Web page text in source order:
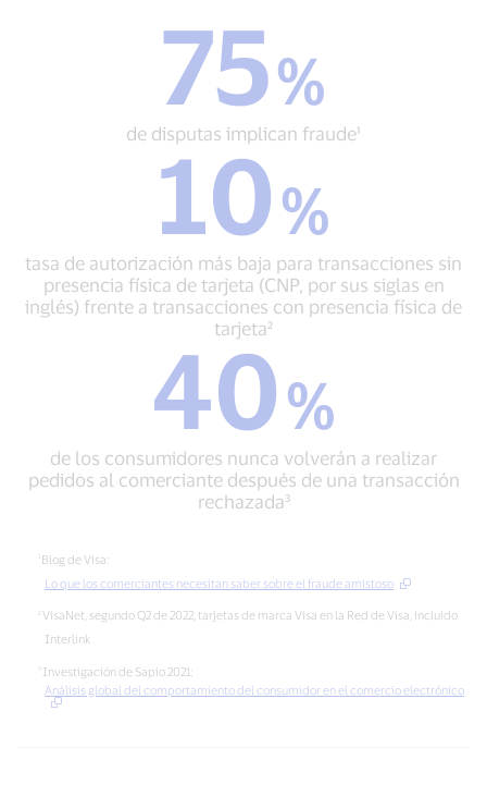
75
%
de
disputas
implican
fraude¹
75%
de disputas implican fraude¹
10
%
tasa
de
autorización
más
baja
para
transacciones
sin
presencia
física
de
(CNP,
por
sus
inglés)
a
presencia
10%
tasa de autorización más baja para transacciones sin
presencia física de tarjeta (CNP, por sus siglas en
inglés) frente a transacciones con presencia física de
tarjeta²
40
de
los
consumidores
nunca
volverán
a
al
después
transacción
40%
de los consumidores nunca volverán a realizar
pedidos al comerciante después de una transacción
rechazada³
Blog de Visa:
Lo que los comerciantes necesitan saber sobre el fraude amistoso
VisaNet, segundo Q2 de 2022, tarjetas de marca Visa en la Red de Visa, incluido
Interlink
Investigación de Sapio 2021:
Análisis global del comportamiento del consumidor en el comercio electrónico